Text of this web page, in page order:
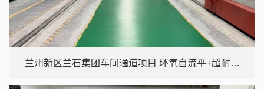
兰州新区兰石集团车间通道项目 环氧自流平+超耐磨